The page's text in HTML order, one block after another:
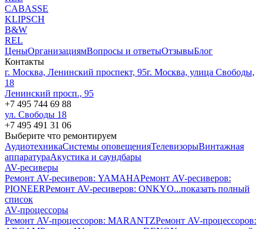
CABASSE
KLIPSCH
B&W
REL
ЦеныОрганизациямВопросы и ответыОтзывыБлог
Контакты
г. Москва, Ленинский проспект, 95г. Москва, улица Свободы,
18
Ленинский просп., 95
+7 495 744 69 88
ул. Свободы 18
+7 495 491 31 06
Выберите что ремонтируем
АудиотехникаСистемы оповещенияТелевизорыВинтажная
аппаратураАкустика и саундбары
AV-ресиверы
Ремонт AV-реcиверов: YAMAHAРемонт AV-реcиверов:
PIONEERРемонт AV-реcиверов: ONKYO...показать полный
список
AV-процессоры
Ремонт AV-процессоров: MARANTZРемонт AV-процессоров: